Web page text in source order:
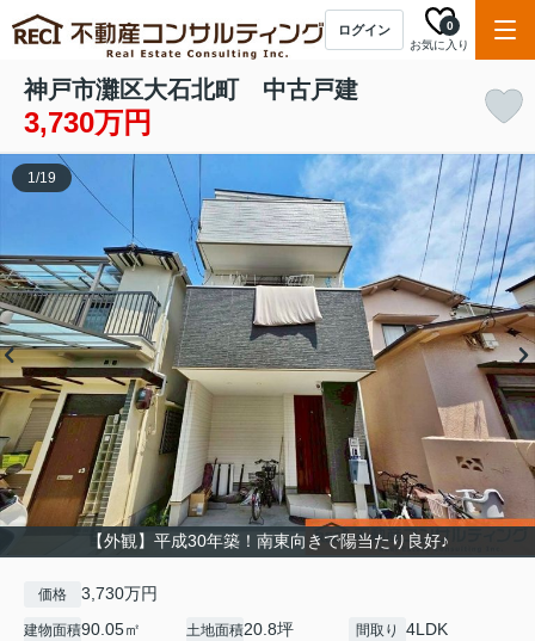
ログイン
お気に入り
0
神戸市灘区大石北町 中古戸建
3,730万円
【外観】平成30年築！南東向きで陽当たり良好♪
1/19
価格 3,730万円
建物面積90.05㎡ 土地面積20.8坪
間取り 4LDK